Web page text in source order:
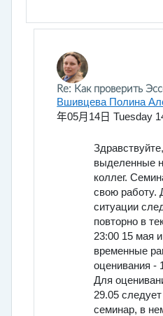
回复Kozodubov
Re: Как проверить
Вшивцева Полина
年05月14日 Tuesday
выделенные
коллег.
свою работу.
ситуации
повторно в
23:00 15 мая
временные
оценивания -
Для
29.05
семинар, в